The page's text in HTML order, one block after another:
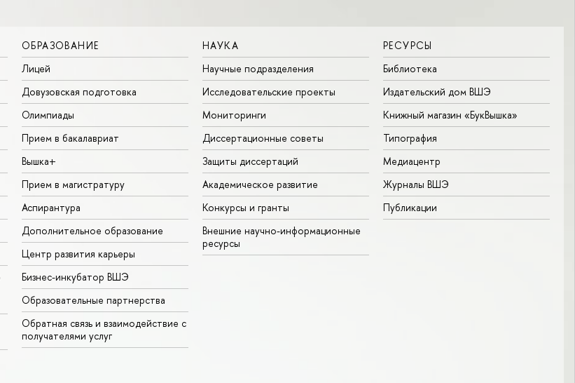
ОБРАЗОВАНИЕ
Лицей
Довузовская подготовка
Олимпиады
Прием в бакалавриат
Вышка+
Прием в магистратуру
Аспирантура
Дополнительное образование
Центр развития карьеры
Бизнес-инкубатор ВШЭ
Образовательные партнерства
Обратная связь и взаимодействие с
получателями услуг
НАУКА
Научные подразделения
Исследовательские проекты
Мониторинги
Диссертационные советы
Защиты диссертаций
Академическое развитие
Конкурсы и гранты
Внешние научно-информационные
ресурсы
РЕСУРСЫ
Библиотека
Издательский дом ВШЭ
Книжный магазин «БукВышка»
Типография
Медиацентр
Журналы ВШЭ
Публикации